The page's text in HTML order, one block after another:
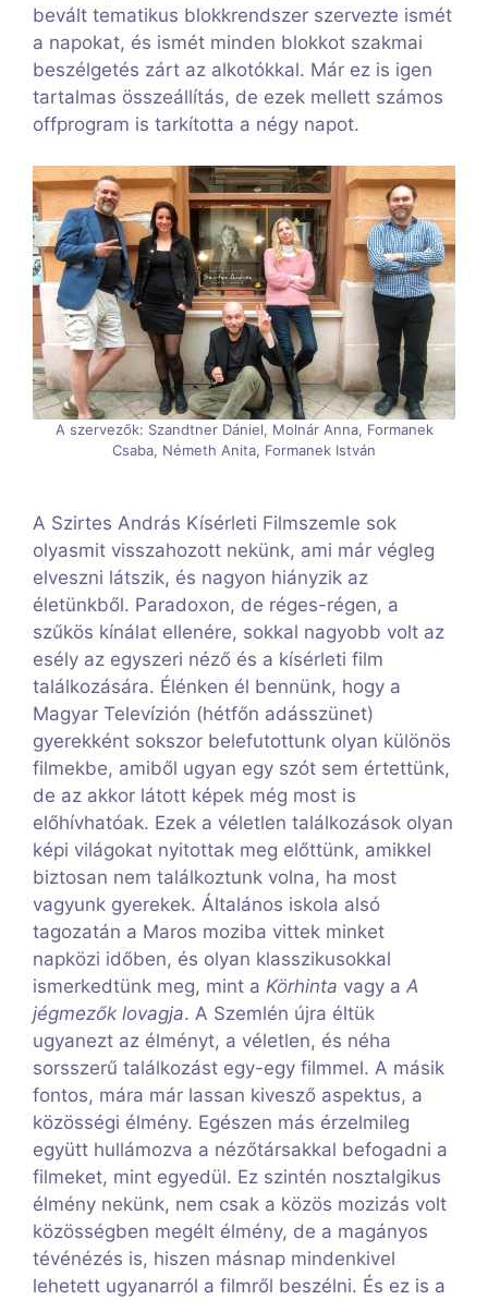
bevált tematikus blokkrendszer szervezte ismét
a napokat, és ismét minden blokkot szakmai
beszélgetés zárt az alkotókkal. Már ez is igen
tartalmas összeállítás, de ezek mellett számos
offprogram is tarkította a négy napot.
A szervezők: Szandtner Dániel, Molnár Anna, Formanek
Csaba, Németh Anita, Formanek István
A Szirtes András Kísérleti Filmszemle sok
olyasmit visszahozott nekünk, ami már végleg
elveszni látszik, és nagyon hiányzik az
életünkből. Paradoxon, de réges-régen, a
szűkös kínálat ellenére, sokkal nagyobb volt az
esély az egyszeri néző és a kísérleti film
találkozására. Élénken él bennünk, hogy a
Magyar Televízión (hétfőn adásszünet)
gyerekként sokszor belefutottunk olyan különös
filmekbe, amiből ugyan egy szót sem értettünk,
de az akkor látott képek még most is
előhívhatóak. Ezek a véletlen találkozások olyan
képi világokat nyitottak meg előttünk, amikkel
biztosan nem találkoztunk volna, ha most
vagyunk gyerekek. Általános iskola alsó
tagozatán a Maros moziba vittek minket
napközi időben, és olyan klasszikusokkal
ismerkedtünk meg, mint a Körhinta vagy a A
jégmezők lovagja. A Szemlén újra éltük
ugyanezt az élményt, a véletlen, és néha
sorsszerű találkozást egy-egy filmmel. A másik
fontos, mára már lassan kivesző aspektus, a
közösségi élmény. Egészen más érzelmileg
együtt hullámozva a nézőtársakkal befogadni a
filmeket, mint egyedül. Ez szintén nosztalgikus
élmény nekünk, nem csak a közös mozizás volt
közösségben megélt élmény, de a magányos
tévénézés is, hiszen másnap mindenkivel
lehetett ugyanarról a filmről beszélni. És ez is a